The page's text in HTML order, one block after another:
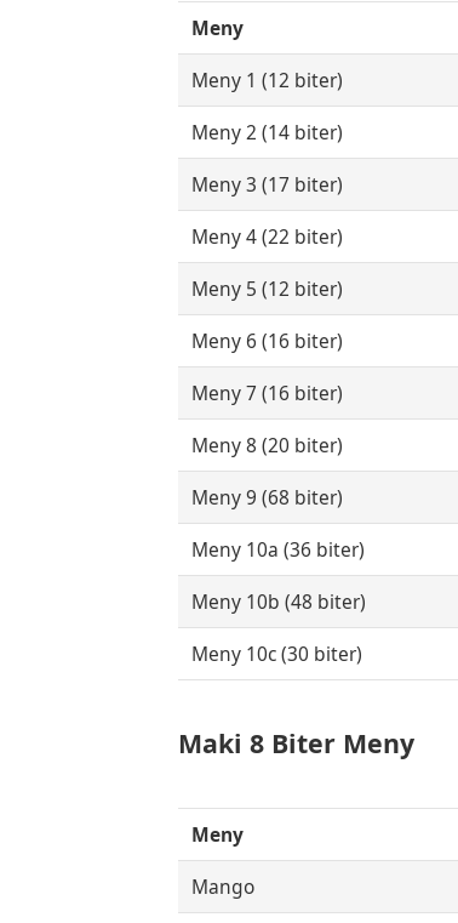
Meny
Meny 1 (12 biter)
Meny 2 (14 biter)
Meny 3 (17 biter)
Meny 4 (22 biter)
Meny 5 (12 biter)
Meny 6 (16 biter)
Meny 7 (16 biter)
Meny 8 (20 biter)
Meny 9 (68 biter)
Meny 10a (36 biter)
Meny 10b (48 biter)
Meny 10c (30 biter)
Maki 8 Biter Meny
Meny
Mango